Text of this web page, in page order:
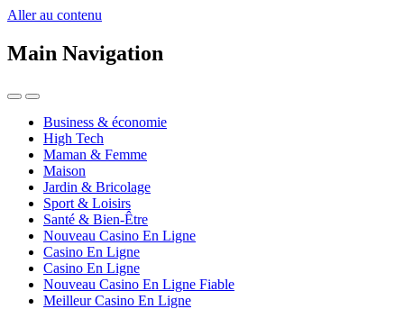
Aller au contenu
Main Navigation
Business & économie
High Tech
Maman & Femme
Maison
Jardin & Bricolage
Sport & Loisirs
Santé & Bien-Être
Nouveau Casino En Ligne
Casino En Ligne
Casino En Ligne
Nouveau Casino En Ligne Fiable
Meilleur Casino En Ligne